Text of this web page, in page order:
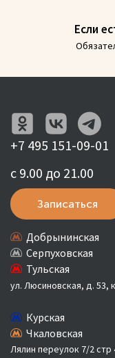
Если
+7 495 151-09-01
с 9.00 до 21.00
Записаться
Добрынинская
Серпуховская
Тульская
ул. Люсиновская, д. 53,
Курская
Чкаловская
Лялин переулок 7/2 стр